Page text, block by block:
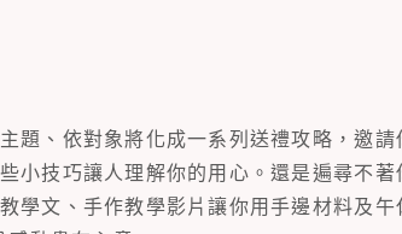
題、依對象將化成一系列送禮攻略，邀請
小技巧讓人理解你的用心。還是遍尋不著
學文、手作教學影片讓你用手邊材料及午